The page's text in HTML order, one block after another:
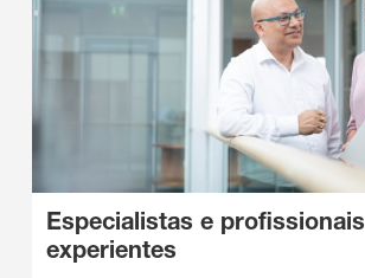
Especialistas e profissionais
experientes